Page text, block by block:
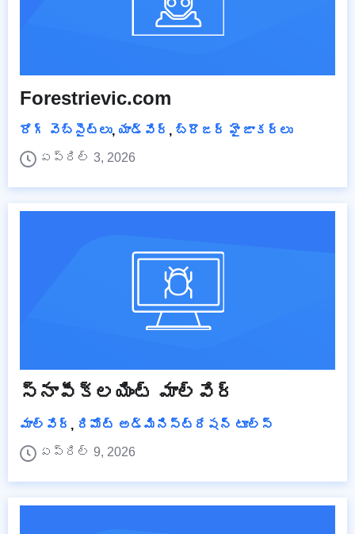
Forestrievic.com
రోగ్ వెబ్‌సైట్‌లు, యాడ్వేర్ , బ్రౌజర్ హైజాకర్లు
ఏప్రిల్ 3, 2026
స్నాపీక్లయింట్ మాల్వేర్
మాల్వేర్ , రిమోట్ అడ్మినిస్ట్రేషన్ టూల్స్
ఏప్రిల్ 9, 2026